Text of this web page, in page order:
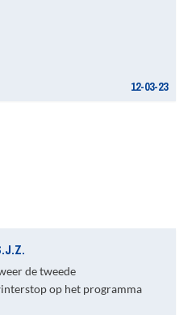
12-03-23
de tweede
op het programma